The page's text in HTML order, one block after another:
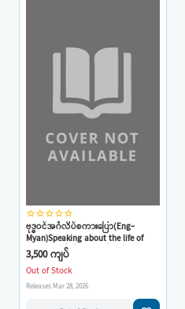
star_borderstar_borderstar_borderstar_borderstar_border
ဗုဒ္ဓဝင်အင်္ဂလိပ်စကားပြော(Eng-
Myan)Speaking about the life of
Buddha(ဒေါက်တာအရှင်ကုမုဒ)
3,500 ကျပ်
Out of Stock
Releases Mar 28, 2026